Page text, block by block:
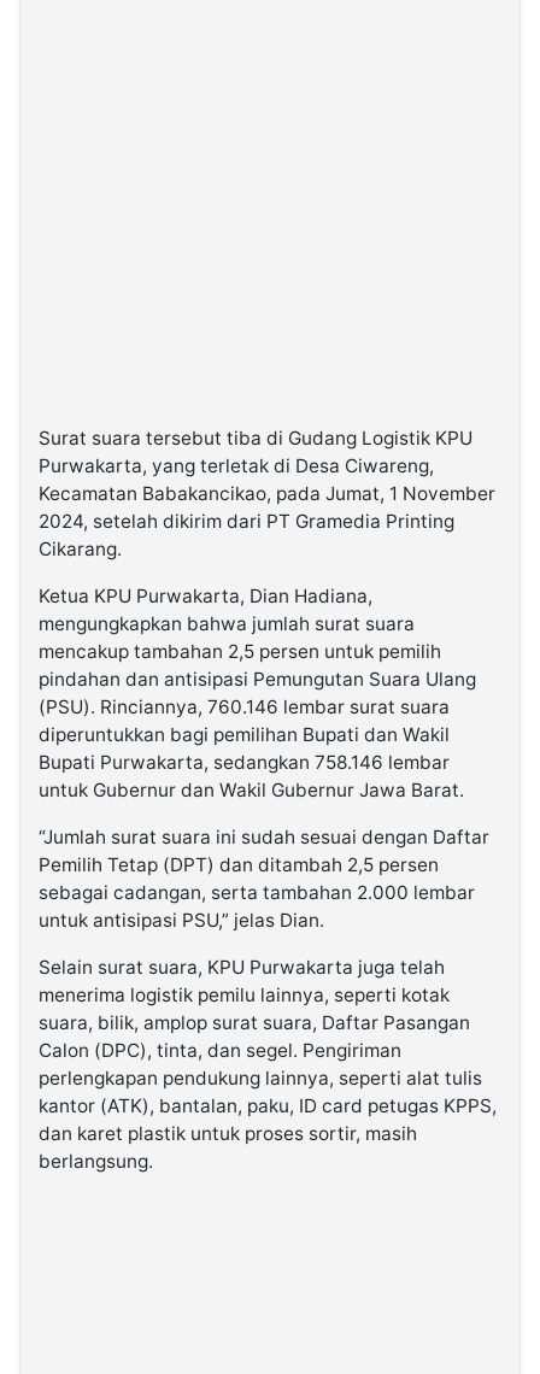
Surat suara tersebut tiba di Gudang Logistik KPU
Purwakarta, yang terletak di Desa Ciwareng,
Kecamatan Babakancikao, pada Jumat, 1 November
2024, setelah dikirim dari PT Gramedia Printing
Cikarang.
Ketua KPU Purwakarta, Dian Hadiana,
mengungkapkan bahwa jumlah surat suara
mencakup tambahan 2,5 persen untuk pemilih
pindahan dan antisipasi Pemungutan Suara Ulang
(PSU). Rinciannya, 760.146 lembar surat suara
diperuntukkan bagi pemilihan Bupati dan Wakil
Bupati Purwakarta, sedangkan 758.146 lembar
untuk Gubernur dan Wakil Gubernur Jawa Barat.
“Jumlah surat suara ini sudah sesuai dengan Daftar
Pemilih Tetap (DPT) dan ditambah 2,5 persen
sebagai cadangan, serta tambahan 2.000 lembar
untuk antisipasi PSU,” jelas Dian.
Selain surat suara, KPU Purwakarta juga telah
menerima logistik pemilu lainnya, seperti kotak
suara, bilik, amplop surat suara, Daftar Pasangan
Calon (DPC), tinta, dan segel. Pengiriman
perlengkapan pendukung lainnya, seperti alat tulis
kantor (ATK), bantalan, paku, ID card petugas KPPS,
dan karet plastik untuk proses sortir, masih
berlangsung.